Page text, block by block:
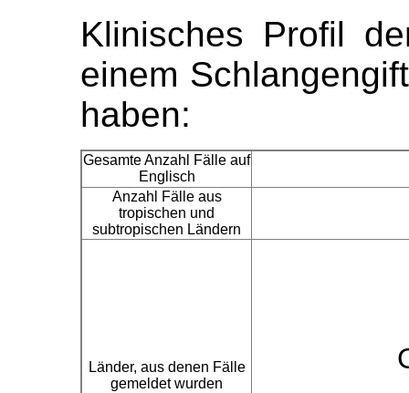
Klinisches Profil
einem
haben:
Gesamte Anzahl Fälle auf
Englisch
Anzahl Fälle aus
tropischen und
subtropischen Ländern
Länder, aus denen Fälle
gemeldet wurden